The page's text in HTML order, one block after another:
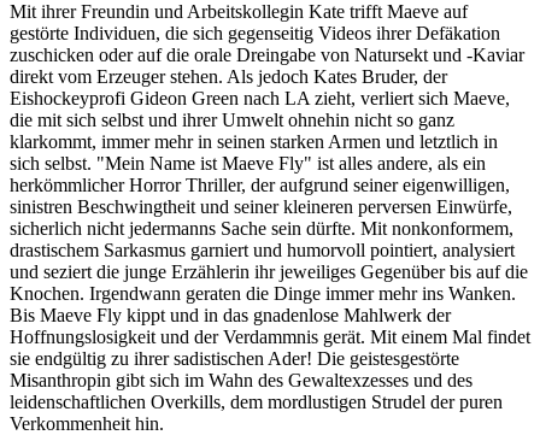
Mit ihrer Freundin und Arbeitskollegin Kate trifft Maeve auf
gestörte Individuen, die sich gegenseitig Videos ihrer Defäkation
zuschicken oder auf die orale Dreingabe von Natursekt und -Kaviar
direkt vom Erzeuger stehen. Als jedoch Kates Bruder, der
Eishockeyprofi Gideon Green nach LA zieht, verliert sich Maeve,
die mit sich selbst und ihrer Umwelt ohnehin nicht so ganz
klarkommt, immer mehr in seinen starken Armen und letztlich in
sich selbst. "Mein Name ist Maeve Fly" ist alles andere, als ein
herkömmlicher Horror Thriller, der aufgrund seiner eigenwilligen,
sinistren Beschwingtheit und seiner kleineren perversen Einwürfe,
sicherlich nicht jedermanns Sache sein dürfte. Mit nonkonformem,
drastischem Sarkasmus garniert und humorvoll pointiert, analysiert
und seziert die junge Erzählerin ihr jeweiliges Gegenüber bis auf die
Knochen. Irgendwann geraten die Dinge immer mehr ins Wanken.
Bis Maeve Fly kippt und in das gnadenlose Mahlwerk der
Hoffnungslosigkeit und der Verdammnis gerät. Mit einem Mal findet
sie endgültig zu ihrer sadistischen Ader! Die geistesgestörte
Misanthropin gibt sich im Wahn des Gewaltexzesses und des
leidenschaftlichen Overkills, dem mordlustigen Strudel der puren
Verkommenheit hin.